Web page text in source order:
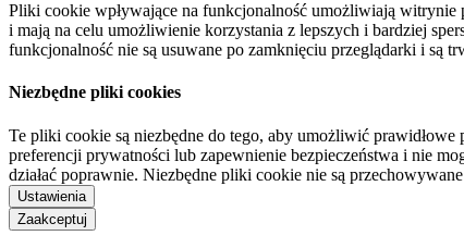
Pliki cookie wpływające na funkcjonalność umożliwiają
i mają na celu umożliwienie korzystania z lepszych i bardziej
funkcjonalność nie są usuwane po zamknięciu przeglądarki i są
Niezbędne pliki cookies
Te pliki cookie są niezbędne do tego, aby umożliwić
preferencji prywatności lub zapewnienie bezpieczeństwa i nie
działać poprawnie. Niezbędne pliki cookie nie są
Ustawienia
Zaakceptuj